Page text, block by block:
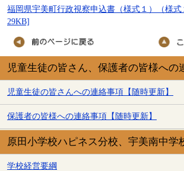
児童生徒の皆さん、保護者の皆様への
児童生徒の皆さんへの連絡事項【随時更新】
保護者の皆様への連絡事項【随時更新】
原田小学校ハピネス分校、宇美南中学
学校経営要綱
福岡県宇美町行政視察申込書（様式１）（様式
29KB]